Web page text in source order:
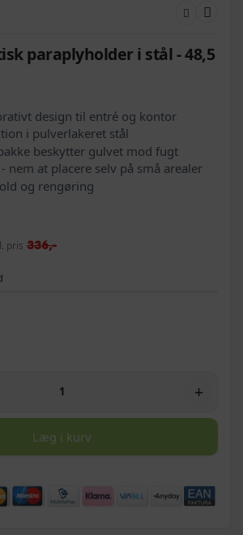
paraplyholder i stål - 48,5
design til entré og kontor
i pulverlakeret stål
beskytter gulvet mod fugt
nem at placere selv på små arealer
og rengøring
pris 336,-
+
Læg i kurv